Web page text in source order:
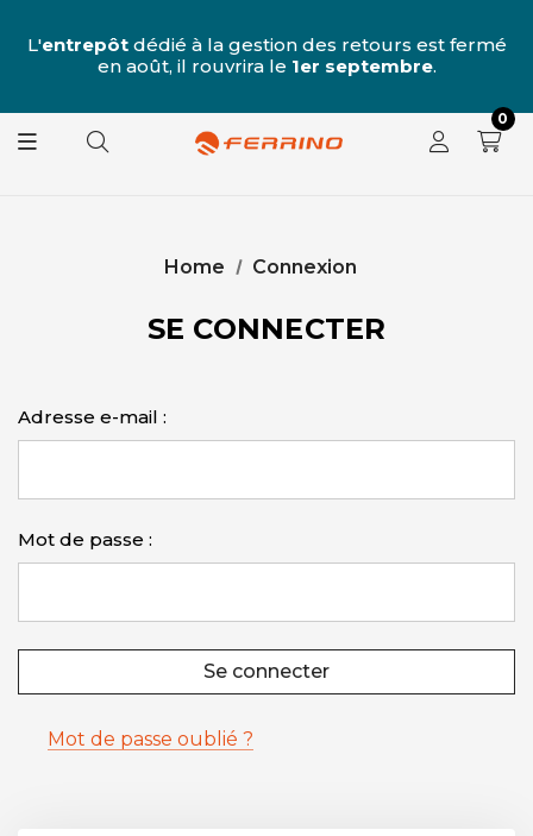
L'entrepôtdédié à la gestion des retours est fermé
en août, il rouvrira le 1er septembre.
0
Home Connexion
SE CONNECTER
Adresse e-mail :
Mot de passe :
Mot de passe oublié ?